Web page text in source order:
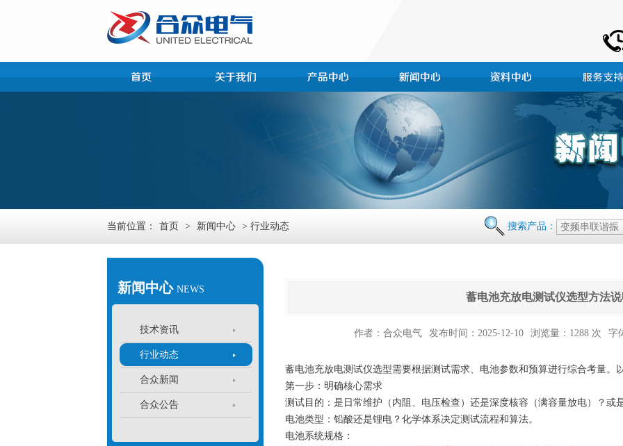
当前位置： 首页 > 新闻中心 > 行业动态 搜索产品：
新闻中心 NEWS
技术资讯
行业动态
合众新闻
合众公告
蓄电池充放电测试仪选型方法
作者：合众电气 发布时间：2025-12-10 浏览量：1288 次 字
蓄电池充放电测试仪选型需要根据测试需求、电池参数和预算进行综合考量。
第一步：明确核心需求
测试目的：是日常维护（内阻、电压检查）还是深度核容（满容量放电）？或
电池类型：铅酸还是锂电？化学体系决定测试流程和算法。
电池系统规格：